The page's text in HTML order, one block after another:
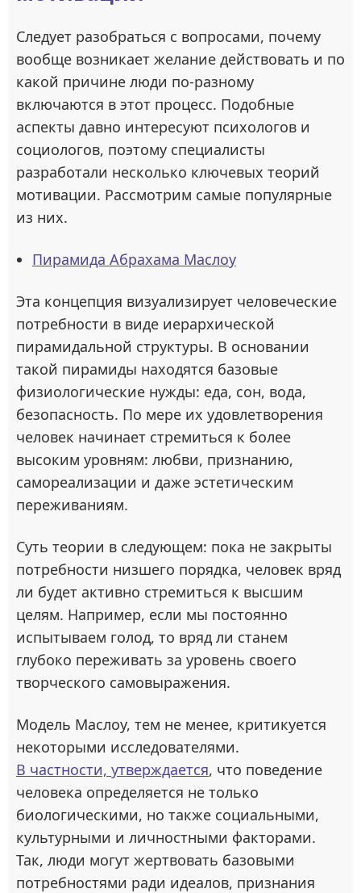
Следует разобраться с вопросами, почему
вообще возникает желание действовать и по
какой причине люди по-разному
включаются в этот процесс. Подобные
аспекты давно интересуют психологов и
социологов, поэтому специалисты
разработали несколько ключевых теорий
мотивации. Рассмотрим самые популярные
из них.
Пирамида Абрахама Маслоу
Эта концепция визуализирует человеческие
потребности в виде иерархической
пирамидальной структуры. В основании
такой пирамиды находятся базовые
физиологические нужды: еда, сон, вода,
безопасность. По мере их удовлетворения
человек начинает стремиться к более
высоким уровням: любви, признанию,
самореализации и даже эстетическим
переживаниям.
Суть теории в следующем: пока не закрыты
потребности низшего порядка, человек вряд
ли будет активно стремиться к высшим
целям. Например, если мы постоянно
испытываем голод, то вряд ли станем
глубоко переживать за уровень своего
творческого самовыражения.
Модель Маслоу, тем не менее, критикуется
некоторыми исследователями.
В частности, утверждается, что поведение
человека определяется не только
биологическими, но также социальными,
культурными и личностными факторами.
Так, люди могут жертвовать базовыми
потребностями ради идеалов, признания